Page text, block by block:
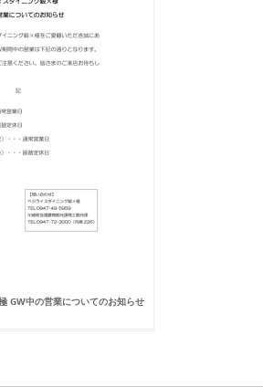
GW中の営業についてのお知らせ